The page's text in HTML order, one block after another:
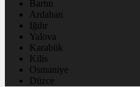
Bartın
Ardahan
Iğdır
Yalova
Karabük
Kilis
Osmaniye
Düzce